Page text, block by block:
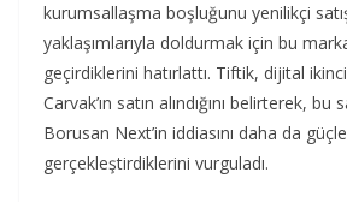
kurumsallaşma boşluğunu yenilikçi
yaklaşımlarıyla doldurmak için bu
geçirdiklerini hatırlattı. Tiftik, dijital
Carvak’ın satın alındığını belirterek, bu
Borusan Next’in iddiasını daha da
gerçekleştirdiklerini vurguladı.